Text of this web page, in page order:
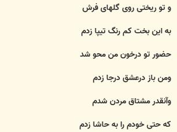
و تو ریختی روی گلهای فرش
به این بخت کم رنگ تیپا زدم
حضور تو درخون من محو شد
ومن باز درعشق درجا زدم
وآنقدر مشتاق مردن شدم
که حتی خودم را به حاشا زدم